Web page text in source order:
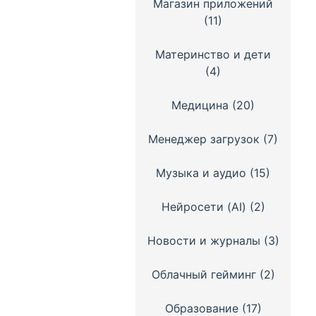
Магазин приложений
(11)
Материнство и дети
(4)
Медицина (20)
Менеджер загрузок (7)
Музыка и аудио (15)
Нейросети (AI) (2)
Новости и журналы (3)
Облачный гейминг(2)
Образование(17)